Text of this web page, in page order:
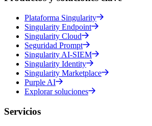
Plataforma Singularity
Singularity Endpoint
Singularity Cloud
Seguridad Prompt
Singularity AI-SIEM
Singularity Identity
Singularity Marketplace
Purple AI
Explorar soluciones
Servicios